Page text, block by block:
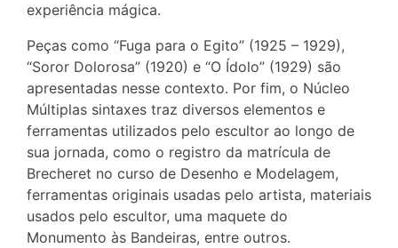
experiência mágica.
Peças como “Fuga para o Egito” (1925 – 1929),
“Soror Dolorosa” (1920) e “O Ídolo” (1929) são
apresentadas nesse contexto. Por fim, o Núcleo
Múltiplas sintaxes traz diversos elementos e
ferramentas utilizados pelo escultor ao longo de
sua jornada, como o registro da matrícula de
Brecheret no curso de Desenho e Modelagem,
ferramentas originais usadas pelo artista, materiais
usados pelo escultor, uma maquete do
Monumento às Bandeiras, entre outros.